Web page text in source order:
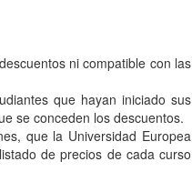
ni compatible con las
que hayan iniciado sus
se conceden los descuentos.
que la Universidad Europea
de precios de cada curso